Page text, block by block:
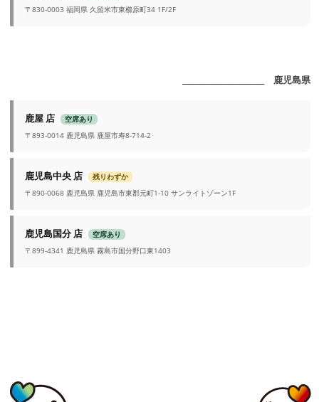
〒830-0003 福岡県 久留米市東櫛原町34 1F/2F
_______________________ 鹿児島県
鹿屋 店
空席あり
〒893-0014 鹿児島県 鹿屋市寿8-714-2
鹿児島中央 店
残りわずか
〒890-0068 鹿児島県 鹿児島市東郡元町1-10 サンライトゾーン1F
鹿児島国分 店
空席あり
〒899-4341 鹿児島県 霧島市国分野口東1403